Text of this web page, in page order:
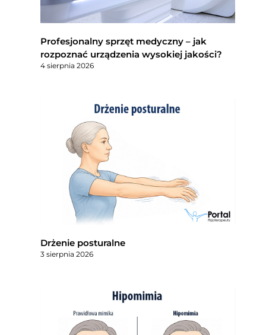
Profesjonalny sprzęt medyczny – jak
rozpoznać urządzenia wysokiej jakości?
4 sierpnia 2026
Drżenie posturalne
3 sierpnia 2026